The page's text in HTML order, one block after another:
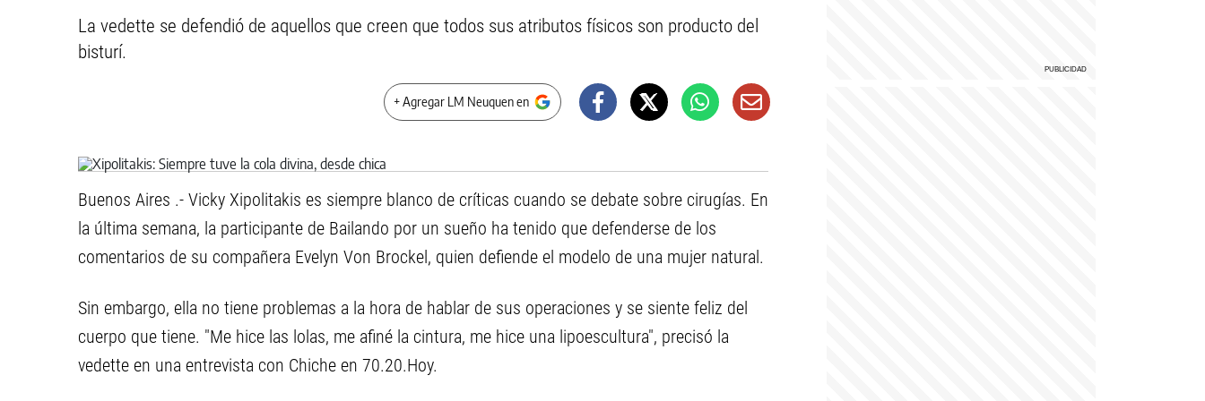
La vedette se defendió de aquellos que creen que todos sus atributos físicos son producto del
bisturí.
+ Agregar LM Neuquen en
Buenos Aires .- Vicky Xipolitakis es siempre blanco de críticas cuando se debate sobre cirugías. En
la última semana, la participante de Bailando por un sueño ha tenido que defenderse de los
comentarios de su compañera Evelyn Von Brockel, quien defiende el modelo de una mujer natural.
Sin embargo, ella no tiene problemas a la hora de hablar de sus operaciones y se siente feliz del
cuerpo que tiene. "Me hice las lolas, me afiné la cintura, me hice una lipoescultura", precisó la
vedette en una entrevista con Chiche en 70.20.Hoy.